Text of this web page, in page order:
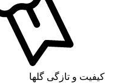
کیفیت و تازگی گلها